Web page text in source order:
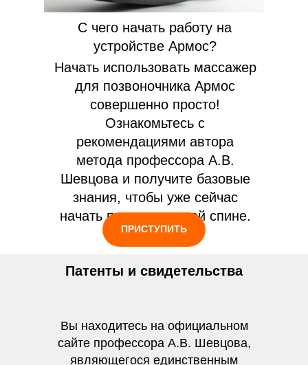
С чего начать работу на
устройстве Армос?
Начать использовать массажер
для позвоночника Армос
совершенно просто!
Ознакомьтесь с
рекомендациями автора
метода профессора А.В.
Шевцова и получите базовые
знания, чтобы уже сейчас
начать помогать своей спине.
ПРИСТУПИТЬ
Вы находитесь на официальном
сайте профессора А.В. Шевцова,
являющегося единственным
Патенты и свидетельства